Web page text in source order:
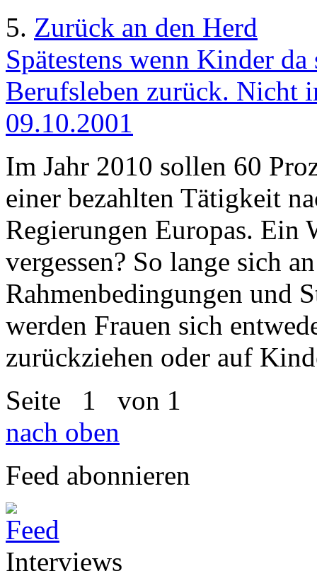
5. Zurück an den Herd
Spätestens wenn Kinder
Berufsleben zurück. Nicht
09.10.2001
Im Jahr 2010 sollen 60
einer bezahlten Tätigkeit
Regierungen Europas. Ein
vergessen? So lange sich
Rahmenbedingungen und
werden Frauen sich
zurückziehen oder auf
Seite 1 von 1
nach oben
Feed abonnieren
Interviews